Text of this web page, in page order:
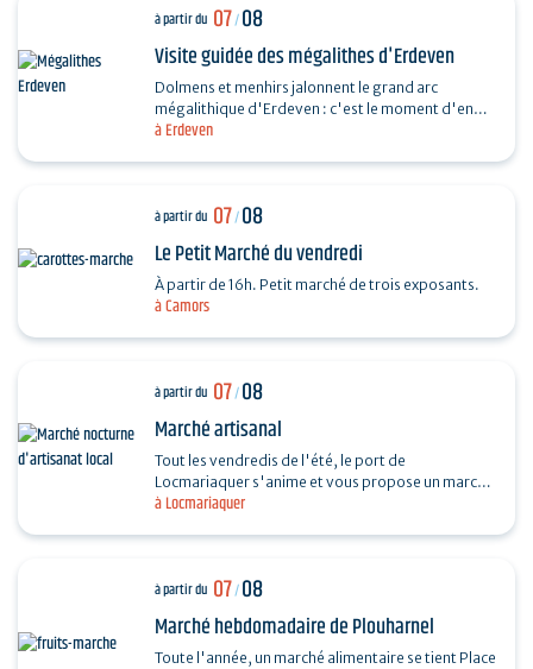
à Erdeven
à partir du 07/08
Visite guidée des mégalithes d'Erdeven
Dolmens et menhirs jalonnent le grand arc
mégalithique d'Erdeven : c'est le moment d'en
découvrir un peu plus. Des Alignements de
à Camors
à partir du 07/08
Le Petit Marché du vendredi
À partir de 16h. Petit marché de trois exposants.
à Locmariaquer
à partir du 07/08
Marché artisanal
Tout les vendredis de l'été, le port de
Locmariaquer s'anime et vous propose un marché
nocturne d'artisanat local. Les musiciens
à partir du 07/08
Marché hebdomadaire de Plouharnel
Toute l'année, un marché alimentaire se tient Place